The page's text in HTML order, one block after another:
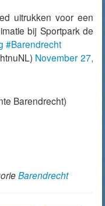
uitrukken voor een
bij Sportpark de
#Barendrecht
November 27,
Barendrecht)
Barendrecht